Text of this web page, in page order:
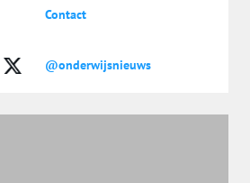
Contact
@onderwijsnieuws